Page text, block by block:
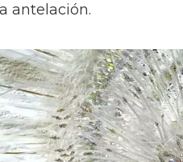
antelación.